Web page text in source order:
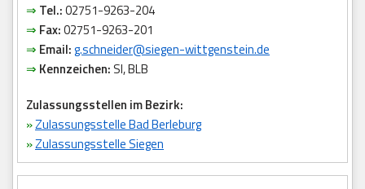
⇒ Tel.:02751-9263-204
⇒ Fax:02751-9263-201
⇒ Email:g.schneider@siegen-wittgenstein.de
⇒ Kennzeichen: SI, BLB
Zulassungsstellen im Bezirk:
»Zulassungsstelle Bad Berleburg
»Zulassungsstelle Siegen